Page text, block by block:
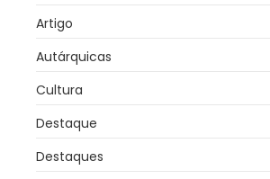
Artigo
Autárquicas
Cultura
Destaque
Destaques